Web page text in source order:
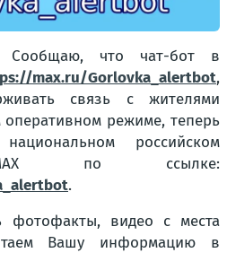
Сообщаю, что чат-бот в
max.ru/Gorlovka_alertbot,
связь с жителями
режиме, теперь
российском
MAX по ссылке:
.
фотофакты, видео с места
Вашу информацию в